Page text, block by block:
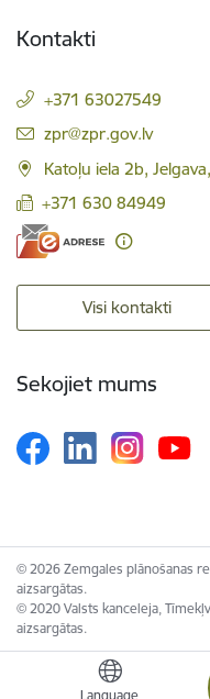
Language
Kontakti
+371 63027549
E-pasts:
zpr@zpr.gov.lv
Katoļu iela 2b,
+371 630 84949
Visi kontakti
Sekojiet mums
© 2026 Zemgales plānošanas
aizsargātas.
© 2020 Valsts kanceleja,
aizsargātas.